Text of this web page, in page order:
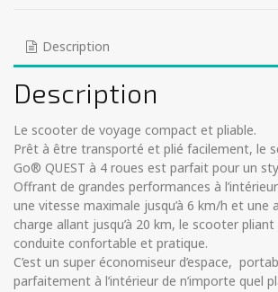
était :
2150,00 €.
est :
Description
Description
Le scooter de voyage compact et pliable.
Prêt à être transporté et plié facilement, le
Go® QUEST à 4 roues est parfait pour un
Offrant de grandes performances à
une vitesse maximale jusqu’à 6 km/h et une
charge allant jusqu’à 20 km, le scooter pliant
conduite confortable et pratique.
C’est un super économiseur d’espace,
parfaitement à l’intérieur de n’importe quel